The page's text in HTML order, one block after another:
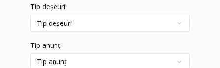
Tip deșeuri
Tip anunț